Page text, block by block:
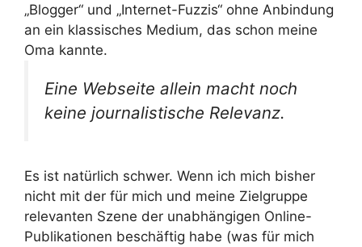
„Blogger“ und „Internet-Fuzzis“ ohne Anbindung
an ein klassisches Medium, das schon meine
Oma kannte.
Eine Webseite allein macht noch
keine journalistische Relevanz.
Es ist natürlich schwer. Wenn ich mich bisher
nicht mit der für mich und meine Zielgruppe
relevanten Szene der unabhängigen Online-
Publikationen beschäftig habe (was für mich